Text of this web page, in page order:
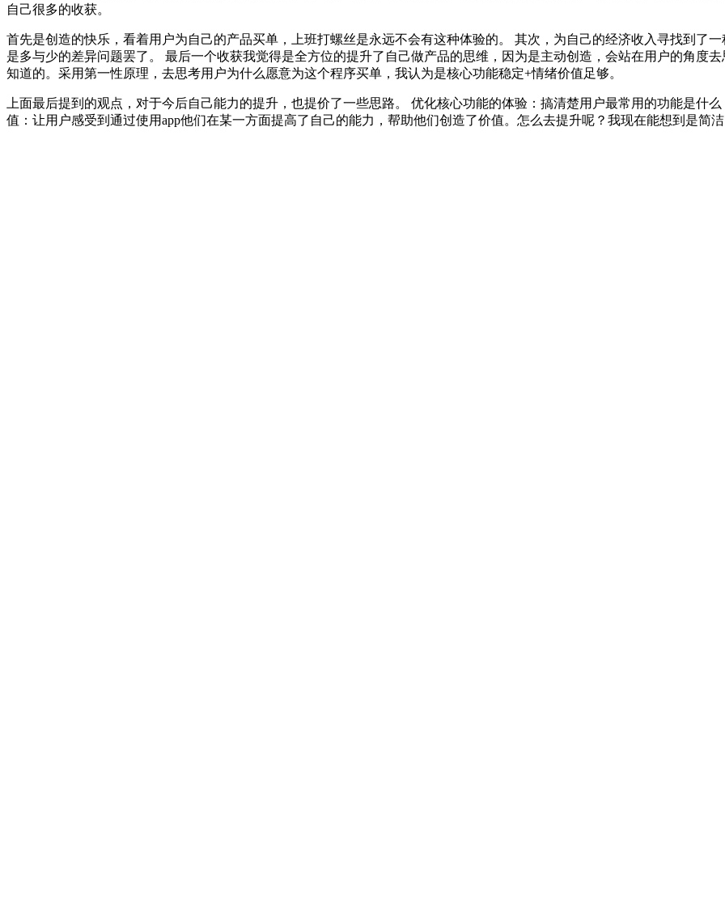
自己很多的收获。
首先是创造的快乐，看着用户为自己的产品买单，上班打螺丝是永远不会有这种体验的。 其次，为自己的经济收入寻找到了
是多与少的差异问题罢了。 最后一个收获我觉得是全方位的提升了自己做产品的思维，因为是主动创造，会站在用户的角度
知道的。采用第一性原理，去思考用户为什么愿意为这个程序买单，我认为是核心功能稳定+情绪价值足够。
上面最后提到的观点，对于今后自己能力的提升，也提价了一些思路。 优化核心功能的体验：搞清楚用户最常用的功能是什
值：让用户感受到通过使用app他们在某一方面提高了自己的能力，帮助他们创造了价值。怎么去提升呢？我现在能想到是简